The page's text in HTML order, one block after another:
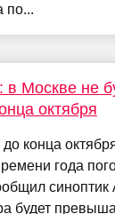
по...
в Москве не
октября
конца
года
синоптик
будет